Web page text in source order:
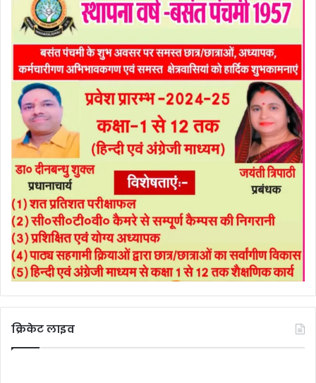
क्रिकेट लाइव